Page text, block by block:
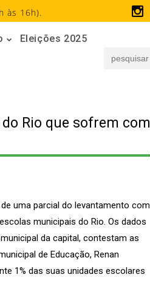
às 16h).
Eleições 2025
for:
Rio que sofrem com
uma parcial do levantamento com
municipais do Rio. Os dados
da capital, contestam as
de Educação, Renan
1% das suas unidades escolares